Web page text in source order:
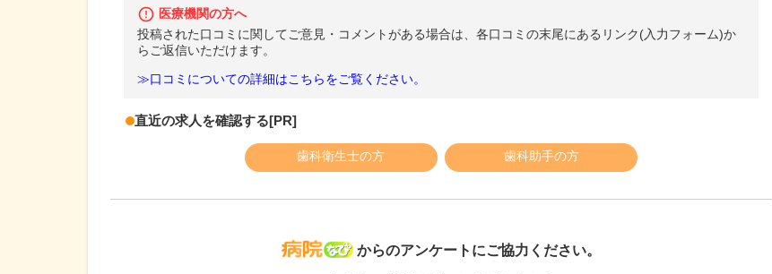
医療機関の方へ
投稿された口コミに関してご意見・コメントがある場合は、各口コミの末尾にあるリンク(入力フォーム)か
らご返信いただけます。
≫口コミについての詳細はこちらをご覧ください。
直近の求人を確認する[PR]
歯科衛生士の方 歯科助手の方
病院なび
からのアンケートにご協力ください。